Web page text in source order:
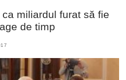
miliardul furat să fie
de timp